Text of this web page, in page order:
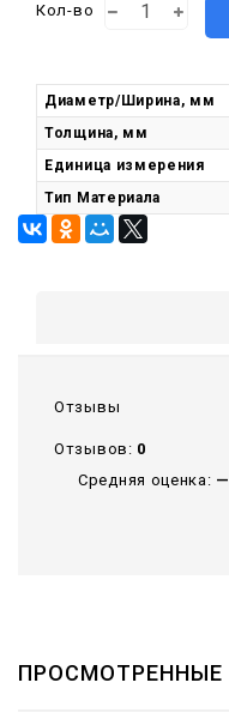
Кол-во
Диаметр/Ширина, мм
Толщина, мм
Единица измерения
Тип Материала
Отзывы
Отзывов: 0
Средняя оценка: —
ПРОСМОТРЕННЫЕ